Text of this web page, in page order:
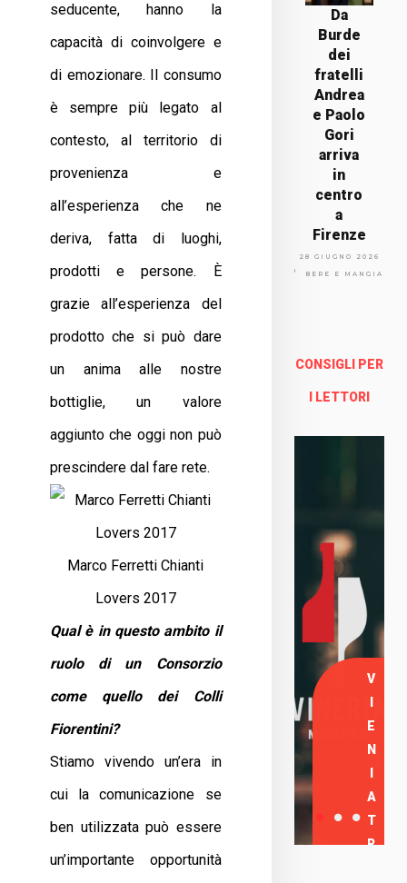
seducente, hanno la
capacità di coinvolgere e
di emozionare. Il consumo
è sempre più legato al
contesto, al territorio di
provenienza e
all’esperienza che ne
deriva, fatta di luoghi,
prodotti e persone. È
grazie all’esperienza del
prodotto che si può dare
un anima alle nostre
bottiglie, un valore
aggiunto che oggi non può
prescindere dal fare rete.
Marco Ferretti Chianti
Lovers 2017
Qual è in questo ambito il
ruolo di un Consorzio
come quello dei Colli
Fiorentini?
Stiamo vivendo un’era in
cui la comunicazione se
ben utilizzata può essere
un’importante opportunità
Da
Burde
dei
fratelli
Andrea
e Paolo
Gori
arriva
in
centro
a
Firenze
28 GIUGNO 2026
BERE E MANGIARE
CONSIGLI PER
I LETTORI
Via
Arno
nze
Enoteca Online e al dettaglio
V
E
N
A
T
R